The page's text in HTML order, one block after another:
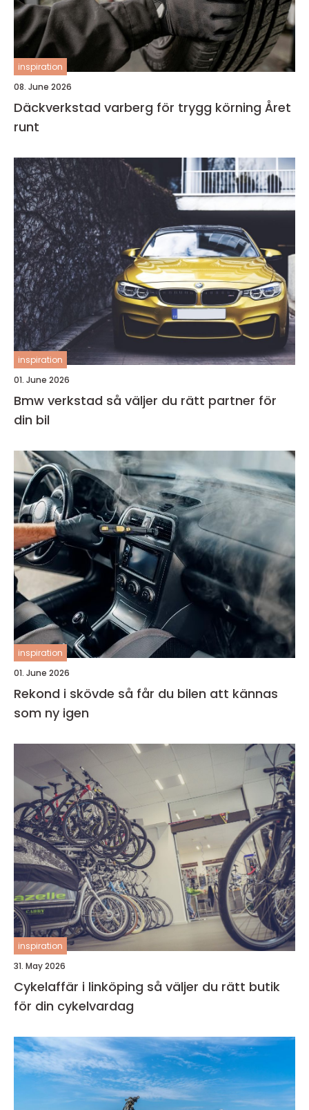
inspiration
08. June 2026
Däckverkstad varberg för trygg körning Året
runt
inspiration
01. June 2026
Bmw verkstad så väljer du rätt partner för
din bil
inspiration
01. June 2026
Rekond i skövde så får du bilen att kännas
som ny igen
inspiration
31. May 2026
Cykelaffär i linköping så väljer du rätt butik
för din cykelvardag